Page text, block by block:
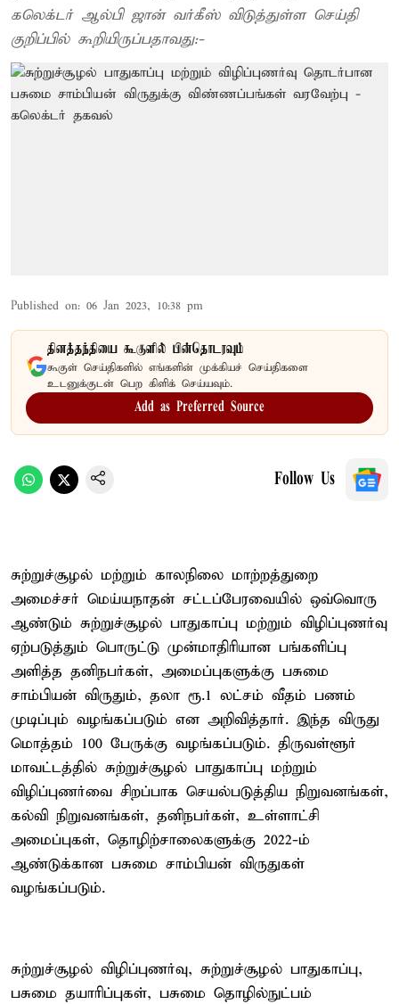
கலெக்டர் ஆல்பி ஜான் வர்கீஸ் விடுத்துள்ள செய்தி
குறிப்பில் கூறியிருப்பதாவது:-
Published on: 06 Jan 2023, 10:38 pm
தினத்தந்தியை கூகுளில் பின்தொடரவும்
கூகுள் செய்திகளில் எங்களின் முக்கியச் செய்திகளை
உடனுக்குடன் பெற கிளிக் செய்யவும்.
Add as Preferred Source
Follow Us
சுற்றுச்சூழல் மற்றும் காலநிலை மாற்றத்துறை
அமைச்சர் மெய்யநாதன் சட்டப்பேரவையில் ஒவ்வொரு
ஆண்டும் சுற்றுச்சூழல் பாதுகாப்பு மற்றும் விழிப்புணர்வு
ஏற்படுத்தும் பொருட்டு முன்மாதிரியான பங்களிப்பு
அளித்த தனிநபர்கள், அமைப்புகளுக்கு பசுமை
சாம்பியன் விருதும், தலா ரூ.1 லட்சம் வீதம் பணம்
முடிப்பும் வழங்கப்படும் என அறிவித்தார். இந்த விருது
மொத்தம் 100 பேருக்கு வழங்கப்படும். திருவள்ளூர்
மாவட்டத்தில் சுற்றுச்சூழல் பாதுகாப்பு மற்றும்
விழிப்புணர்வை சிறப்பாக செயல்படுத்திய நிறுவனங்கள்,
கல்வி நிறுவனங்கள், தனிநபர்கள், உள்ளாட்சி
அமைப்புகள், தொழிற்சாலைகளுக்கு 2022-ம்
ஆண்டுக்கான பசுமை சாம்பியன் விருதுகள்
வழங்கப்படும்.
சுற்றுச்சூழல் விழிப்புணர்வு, சுற்றுச்சூழல் பாதுகாப்பு,
பசுமை தயாரிப்புகள், பசுமை தொழில்நுட்பம்